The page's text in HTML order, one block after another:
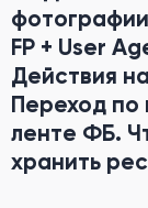
FP + User
Действия
Переход по
ленте ФБ.
хранить